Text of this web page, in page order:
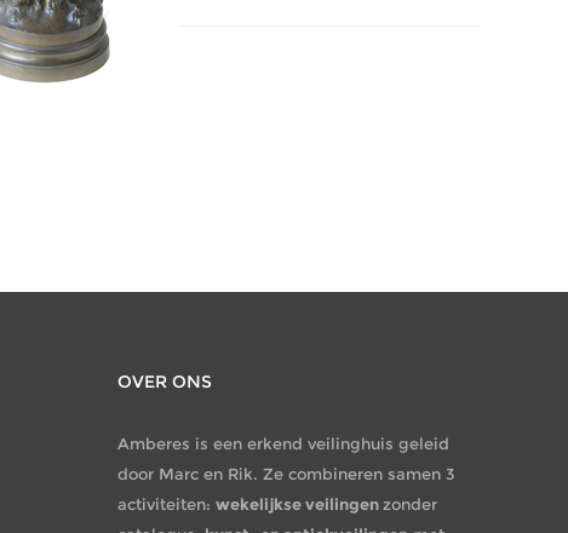
OVER ONS
Amberes is een erkend veilinghuis geleid
door Marc en Rik. Ze combineren samen 3
activiteiten: wekelijkse veilingenzonder